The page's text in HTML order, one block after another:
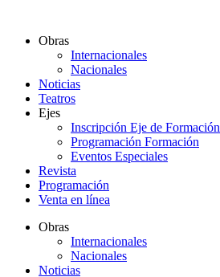
contenidoObras
Internacionales
Nacionales
Noticias
Teatros
Ejes
Inscripción Eje de Formación
Programación Formación
Eventos Especiales
Revista
Programación
Venta en línea
Obras
Internacionales
Nacionales
Noticias